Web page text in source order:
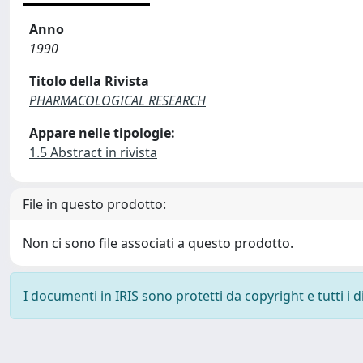
Anno
1990
Titolo della Rivista
PHARMACOLOGICAL RESEARCH
Appare nelle tipologie:
1.5 Abstract in rivista
File in questo prodotto:
Non ci sono file associati a questo prodotto.
I documenti in IRIS sono protetti da copyright e tutti i